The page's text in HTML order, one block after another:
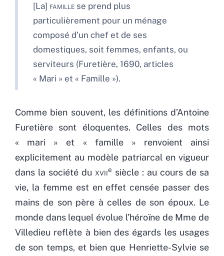
[La] famille se prend plus
particulièrement pour un ménage
composé d’un chef et de ses
domestiques, soit femmes, enfants, ou
serviteurs (Furetière, 1690, articles
« Mari » et « Famille »).
Comme bien souvent, les définitions d’Antoine
Furetière sont éloquentes. Celles des mots
« mari » et « famille » renvoient ainsi
explicitement au modèle patriarcal en vigueur
dans la société du xviie siècle : au cours de sa
vie, la femme est en effet censée passer des
mains de son père à celles de son époux. Le
monde dans lequel évolue l’héroïne de Mme de
Villedieu reflète à bien des égards les usages
de son temps, et bien que Henriette-Sylvie se